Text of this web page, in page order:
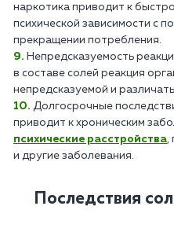
наркотика приводит к
психической зависимости с
прекращении потребления.
Непредсказуемость
в составе солей реакция
непредсказуемой и
Долгосрочные
приводит к хроническим
психические расстройства
и другие заболевания.
Последствия